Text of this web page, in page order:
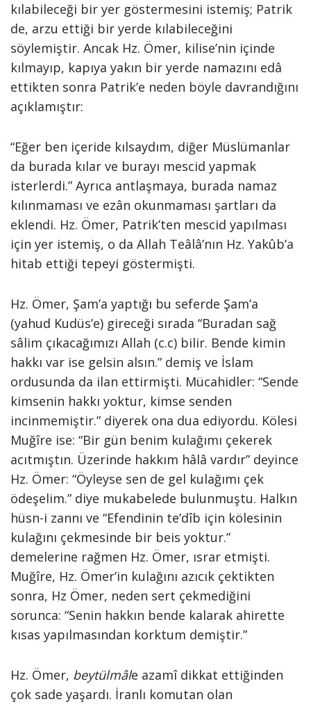
kılabileceği bir yer göstermesini istemiş; Patrik
de, arzu ettiği bir yerde kılabileceğini
söylemiştir. Ancak Hz. Ömer, kilise’nin içinde
kılmayıp, kapıya yakın bir yerde namazını edâ
ettikten sonra Patrik’e neden böyle davrandığını
açıklamıştır:
“Eğer ben içeride kılsaydım, diğer Müslümanlar
da burada kılar ve burayı mescid yapmak
isterlerdi.” Ayrıca antlaşmaya, burada namaz
kılınmaması ve ezân okunmaması şartları da
eklendi. Hz. Ömer, Patrik’ten mescid yapılması
için yer istemiş, o da Allah Teâlâ’nın Hz. Yakûb’a
hitab ettiği tepeyi göstermişti.
Hz. Ömer, Şam’a yaptığı bu seferde Şam’a
(yahud Kudüs’e) gireceği sırada “Buradan sağ
sâlim çıkacağımızı Allah (c.c) bilir. Bende kimin
hakkı var ise gelsin alsın.” demiş ve İslam
ordusunda da ilan ettirmişti. Mücahidler: “Sende
kimsenin hakkı yoktur, kimse senden
incinmemiştir.” diyerek ona dua ediyordu. Kölesi
Muğîre ise: “Bir gün benim kulağımı çekerek
acıtmıştın. Üzerinde hakkım hâlâ vardır” deyince
Hz. Ömer: “Öyleyse sen de gel kulağımı çek
ödeşelim.” diye mukabelede bulunmuştu. Halkın
hüsn-i zannı ve “Efendinin te’dîb için kölesinin
kulağını çekmesinde bir beis yoktur.”
demelerine rağmen Hz. Ömer, ısrar etmişti.
Muğîre, Hz. Ömer’in kulağını azıcık çektikten
sonra, Hz Ömer, neden sert çekmediğini
sorunca: “Senin hakkın bende kalarak ahirette
kısas yapılmasından korktum demiştir.”
Hz. Ömer, beytülmâle azamî dikkat ettiğinden
çok sade yaşardı. İranlı komutan olan